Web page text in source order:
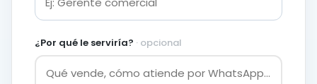
¿Por qué le serviría? · opcional